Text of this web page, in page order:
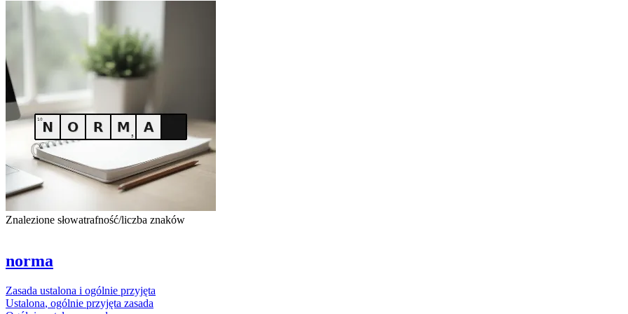
Znalezione słowatrafność/liczba znaków
norma
Zasada ustalona i ogólnie przyjęta
Ustalona, ogólnie przyjęta zasada